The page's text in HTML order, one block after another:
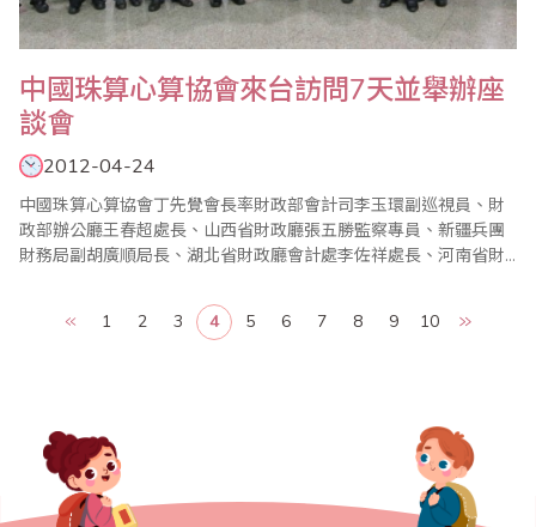
中國珠算心算協會來台訪問7天並舉辦座
談會
2012-04-24
中國珠算心算協會丁先覺會長率財政部會計司李玉環副巡視員、財
政部辦公廳王春超處長、山西省財政廳張五勝監察專員、新疆兵團
財務局副胡廣順局長、湖北省財政廳會計處李佐祥處長、河南省財
長、廣東省財政廳會計處陳勝文副處長、陝西省西安市財政局科教
文處孫華處長、安徽省馬鞍山財政局何桂芳總會計師、四川省德陽
1 2 3 4 5 6 7 8 9 10